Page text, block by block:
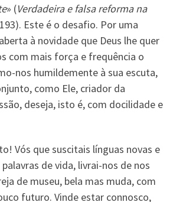
» (Verdadeira e falsa reforma na
Este é o desafio. Por uma
à novidade que Deus lhe quer
com mais força e frequência o
nos humildemente à sua escuta,
como Ele, criador da
deseja, isto é, com docilidade e
Vós que suscitais línguas novas e
de vida, livrai-nos de nos
de museu, bela mas muda, com
futuro. Vinde estar connosco,